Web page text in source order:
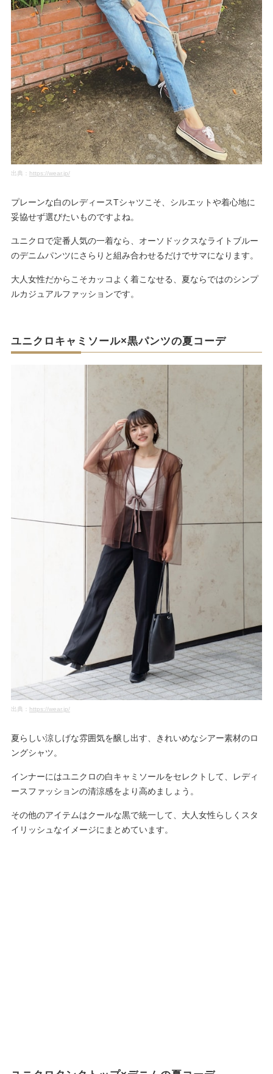
出典： https://wear.jp/
プレーンな白のレディースTシャツこそ、シルエットや着心地に
妥協せず選びたいものですよね。
ユニクロで定番人気の一着なら、オーソドックスなライトブルー
のデニムパンツにさらりと組み合わせるだけでサマになります。
大人女性だからこそカッコよく着こなせる、夏ならではのシンプ
ルカジュアルファッションです。
ユニクロキャミソール×黒パンツの夏コーデ
出典： https://wear.jp/
夏らしい涼しげな雰囲気を醸し出す、きれいめなシアー素材のロ
ングシャツ。
インナーにはユニクロの白キャミソールをセレクトして、レディ
ースファッションの清涼感をより高めましょう。
その他のアイテムはクールな黒で統一して、大人女性らしくスタ
イリッシュなイメージにまとめています。